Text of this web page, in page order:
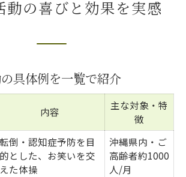
い体操習慣の作り方を比較
じた習慣化のメリット
齢者に寄り添う支援の重要性
ひさお氏から学ぶモチベーション維
が心身に与える好影響
康づくりに必要な三要素を解説
の3要素を表でわかりやすく
栄養・休養のバランスを意識する
動の喜びと効果を実感
具体例を一覧で紹介
内容
主な対象・特
徴
転倒・認知症予防を目
的とした、お笑いを交
えた体操
沖縄県内・ご
高齢者約1000
人/月